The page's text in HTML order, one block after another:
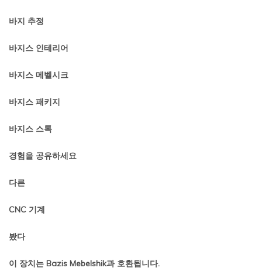
바지 추정
바지스 인테리어
바지스 메벨시크
바지스 패키지
바지스 스톡
경험을 공유하세요
다른
CNC 기계
봤다
이 장치는 Bazis Mebelshik과 호환됩니다.